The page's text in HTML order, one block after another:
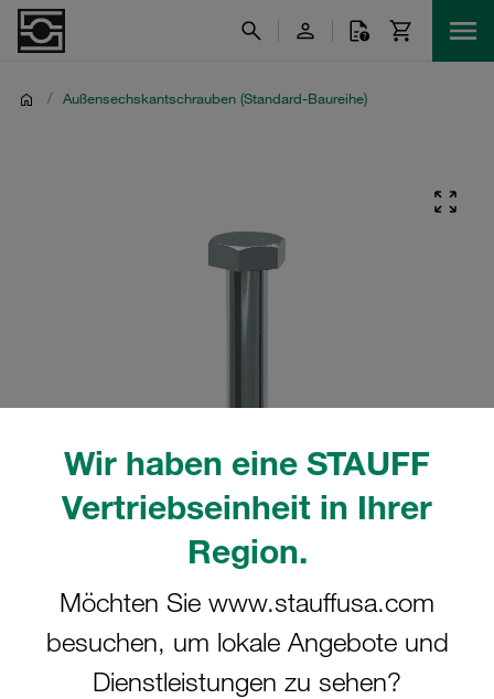
Wir haben eine STAUFF
Vertriebseinheit in Ihrer
Region.
Möchten Sie www.stauffusa.com
besuchen, um lokale Angebote und
Dienstleistungen zu sehen?
/ Außensechskantschrauben (Standard-Baureihe)
Bitte beachten Sie: Das Bild dient nur zur Veranschaulichung und kann vom
tatsächlichen Produkt abweichen.
Mehr anzeigen